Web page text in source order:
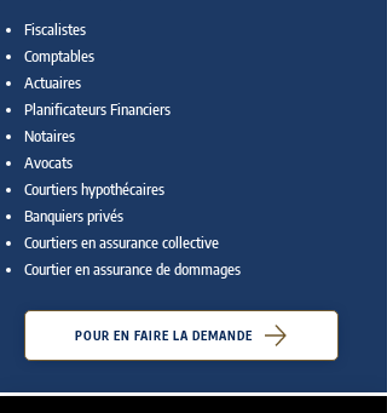
Fiscalistes
Comptables
Actuaires
Planificateurs Financiers
Notaires
Avocats
Courtiers hypothécaires
Banquiers privés
Courtiers en assurance collective
Courtier en assurance de dommages
POUR EN FAIRE LA DEMANDE